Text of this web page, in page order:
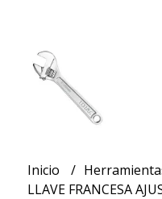
Inicio
LLAVE FRANCESA